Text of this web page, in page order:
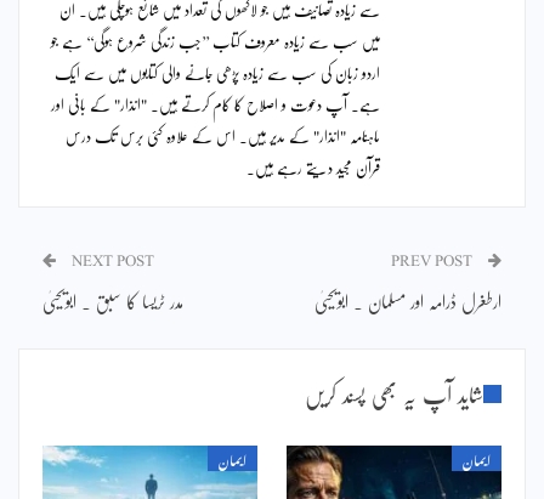
سے زیادہ تصانیف ہیں جو لاکھوں کی تعداد میں شائع ہوچکی ہیں۔ ان
میں سب سے زیادہ معروف کتاب ’’جب زندگی شروع ہوگی‘‘ ہے جو
اردو زبان کی سب سے زیادہ پڑھی جانے والی کتابوں میں سے ایک
ہے۔ آپ دعوت و اصلاح کا کام کرتے ہیں۔ "انذار" کے بانی اور
ماہنامہ "انذار" کے مدیر ہیں۔ اس کے علاوہ کئی برس تک درس
قرآن مجید دیتے رہے ہیں۔
ارطغرل ڈرامہ اور مسلمان ۔ ابویحییٰ
NEXT POST
مدر ٹریسا کا سبق ۔ ابویحییٰ
شاید آپ یہ بھی پسند کریں
ایمان ایمان